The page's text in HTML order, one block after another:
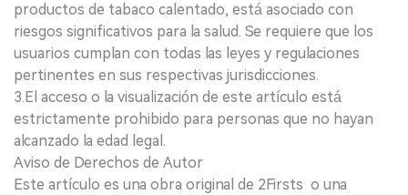
productos de tabaco calentado, está asociado con
riesgos significativos para la salud. Se requiere que los
usuarios cumplan con todas las leyes y regulaciones
pertinentes en sus respectivas jurisdicciones.
3.El acceso o la visualización de este artículo está
estrictamente prohibido para personas que no hayan
alcanzado la edad legal.
Aviso de Derechos de Autor
Este artículo es una obra original de 2Firsts o una